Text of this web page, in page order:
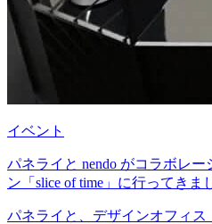
イベント
パネライと nendo がコラボレ
ン「slice of time」に行ってきま
パネライと、デザインオフィス